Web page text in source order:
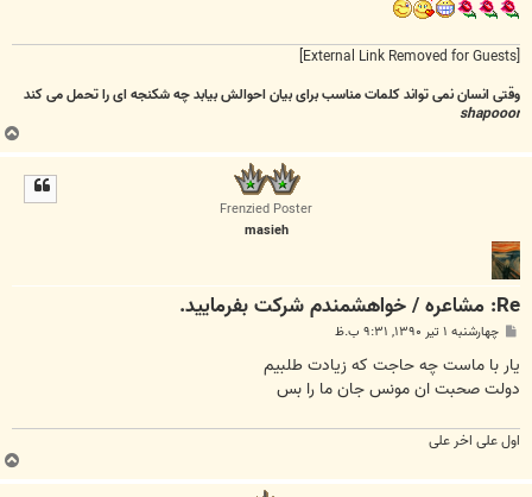
وقتی انسان نمی تواند کلمات مناسب برای بیان احوالش بیابد چه شکنجه ای را تحمل می کند
shapooor
ب
ا
Frenzied Poster
masieh
Re: مشاعره / خواهشمندم شرکت بفرماييد.
پ
ت
چهارشنبه ۱ تیر ۱۳۹۰, ۹:۳۱ ب.ظ
یار با ماست چه حاجت که زیادت طلبیم
دولت صحبت ان مونس جان ما را بس
اول علی اخر علی
ب
ا